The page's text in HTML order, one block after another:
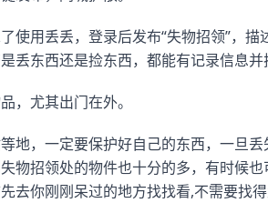
使用丢丢，登录后发布“失物招领”，
丢东西还是捡东西，都能有记录信息
，尤其出门在外。
地，一定要保护好自己的东西，一旦
物招领处的物件也十分的多，有时候
去你刚刚呆过的地方找找看,不需要找